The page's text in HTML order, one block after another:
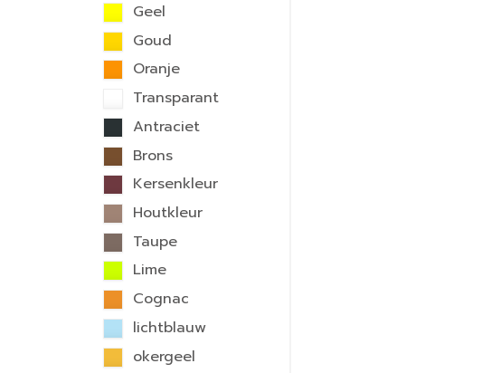
Geel
Goud
Oranje
Transparant
Antraciet
Brons
Kersenkleur
Houtkleur
Taupe
Lime
Cognac
lichtblauw
okergeel